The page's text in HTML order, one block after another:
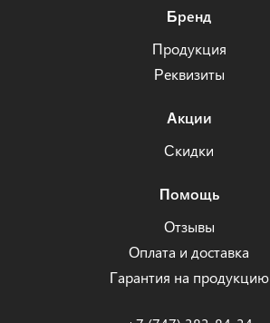
Бренд
Продукция
Реквизиты
Акции
Скидки
Помощь
Отзывы
Оплата и доставка
Гарантия на продукцию